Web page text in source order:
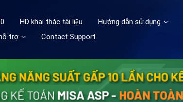
HD khai thác tài liệu Hướng dẫn sử dụng
trợ
Contact Support